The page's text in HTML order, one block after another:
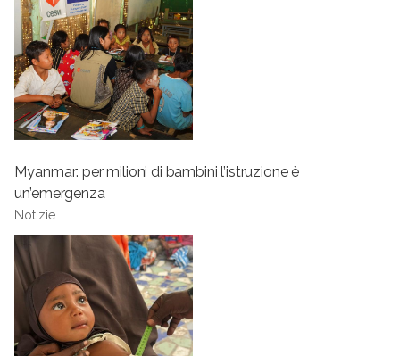
Myanmar: per milioni di bambini l’istruzione è
un’emergenza
Notizie